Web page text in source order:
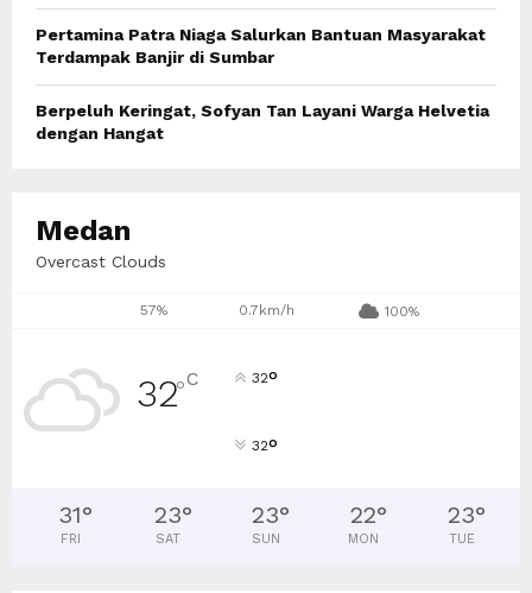
Pertamina Patra Niaga Salurkan Bantuan Masyarakat
Terdampak Banjir di Sumbar
Berpeluh Keringat, Sofyan Tan Layani Warga Helvetia
dengan Hangat
Medan
Overcast Clouds
57% 0.7km/h 100%
32°C 32°
32°
31°
FRI
23°
SAT
23°
SUN
22°
MON
23°
TUE